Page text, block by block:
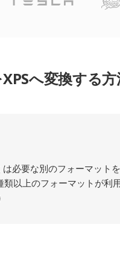
へ変換する
必要な別のフォーマット
類以上のフォーマットが利